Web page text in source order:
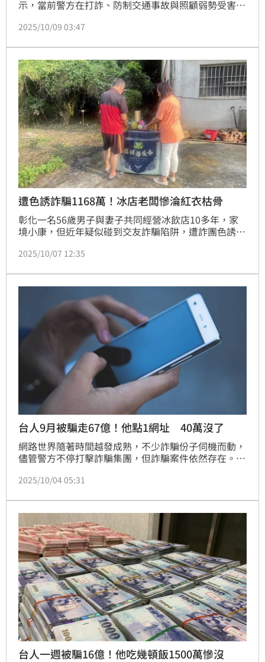
示，當前警方在打詐、防制交通事故與照顧弱勢受害者
科技與社會資源補強人力與制度短板。面對詐騙手法日
問題，他強調以預防與即時反應並重，並呼籲市民提高
警覺與善用可得資源。
2025/10/09 03:47
遭色誘詐騙1168萬！冰店老闆慘淪紅衣枯骨
彰化一名56歲男子與妻子共同經營冰飲店10多年，家
境小康，但近年疑似碰到交友詐騙陷阱，遭詐團色誘又
被騙走1168萬元。男子變賣房產仍債台高築，悲憤離
的男子枯骨。由於男子家屬無力負擔喪葬費用，議員張
雪如緊急介入，由快樂天堂基金會全力協助喪葬事宜。
2025/10/07 12:35
台人9月被騙走67億！他點1網址 40萬沒了
網路世界隨著時間越發成熟，不少詐騙份子伺機而動，
儘管警方不停打擊詐騙集團，但詐騙案件依然存在。據
計詐騙案件共1萬4109件、損失財產共67億1779.7萬
2025/10/04 05:31
台人一週被騙16億！他吃幾頓飯1500萬慘沒